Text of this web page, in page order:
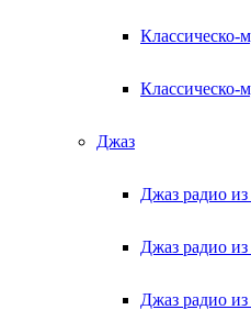
Классическо-
Классическо-
Джаз
Джаз радио
Джаз радио
Джаз радио